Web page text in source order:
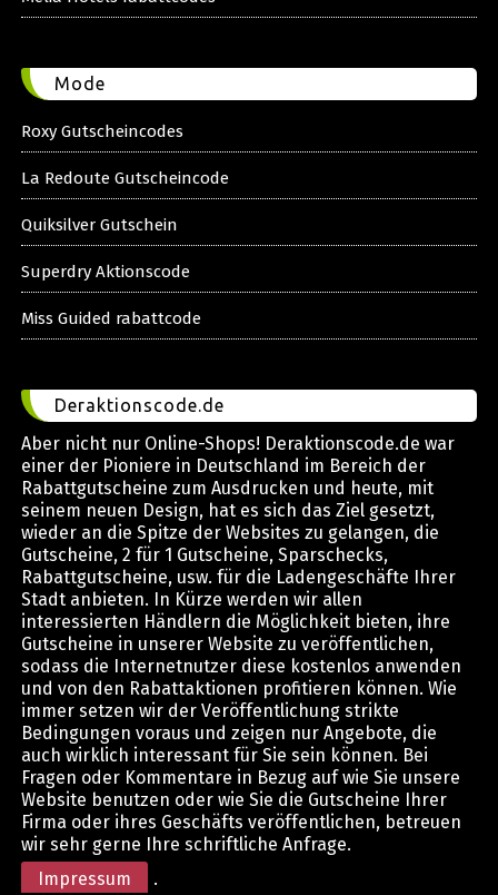
Mode
Roxy Gutscheincodes
La Redoute Gutscheincode
Quiksilver Gutschein
Superdry Aktionscode
Miss Guided rabattcode
Deraktionscode.de
Aber nicht nur Online-Shops! Deraktionscode.de war
einer der Pioniere in Deutschland im Bereich der
Rabattgutscheine zum Ausdrucken und heute, mit
seinem neuen Design, hat es sich das Ziel gesetzt,
wieder an die Spitze der Websites zu gelangen, die
Gutscheine, 2 für 1 Gutscheine, Sparschecks,
Rabattgutscheine, usw. für die Ladengeschäfte Ihrer
Stadt anbieten. In Kürze werden wir allen
interessierten Händlern die Möglichkeit bieten, ihre
Gutscheine in unserer Website zu veröffentlichen,
sodass die Internetnutzer diese kostenlos anwenden
und von den Rabattaktionen profitieren können. Wie
immer setzen wir der Veröffentlichung strikte
Bedingungen voraus und zeigen nur Angebote, die
auch wirklich interessant für Sie sein können. Bei
Fragen oder Kommentare in Bezug auf wie Sie unsere
Website benutzen oder wie Sie die Gutscheine Ihrer
Firma oder ihres Geschäfts veröffentlichen, betreuen
wir sehr gerne Ihre schriftliche Anfrage.
Impressum
.